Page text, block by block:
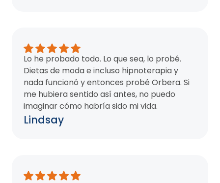
Lo he probado todo. Lo que sea, lo probé.
Dietas de moda e incluso hipnoterapia y
nada funcionó y entonces probé Orbera. Si
me hubiera sentido así antes, no puedo
imaginar cómo habría sido mi vida.
Lindsay